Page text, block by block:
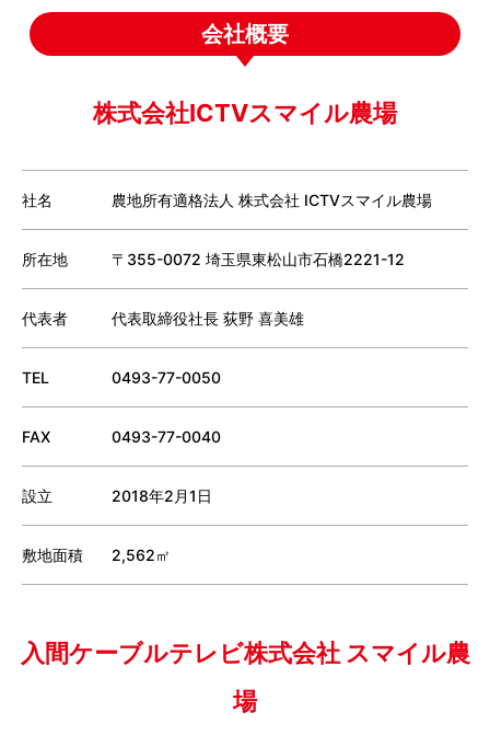
会社概要
株式会社ICTVスマイル農場
社名 農地所有適格法人 株式会社 ICTVスマイル農場
所在地 〒355-0072 埼玉県東松山市石橋2221-12
代表者 代表取締役社長 荻野 喜美雄
TEL 0493-77-0050
FAX 0493-77-0040
設立 2018年2月1日
敷地面積 2,562㎡
入間ケーブルテレビ株式会社 スマイル農
場